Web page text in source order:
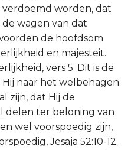
worden, dat
wagen van dat
de hoofdsom
en majesteit.
vers 5. Dit is de
naar het welbehagen
zijn, dat Hij de
delen ter beloning van
wel voorspoedig zijn,
Jesaja 52:10-12.